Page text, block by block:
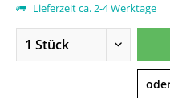
Lieferzeit ca. 2-4 Werktage